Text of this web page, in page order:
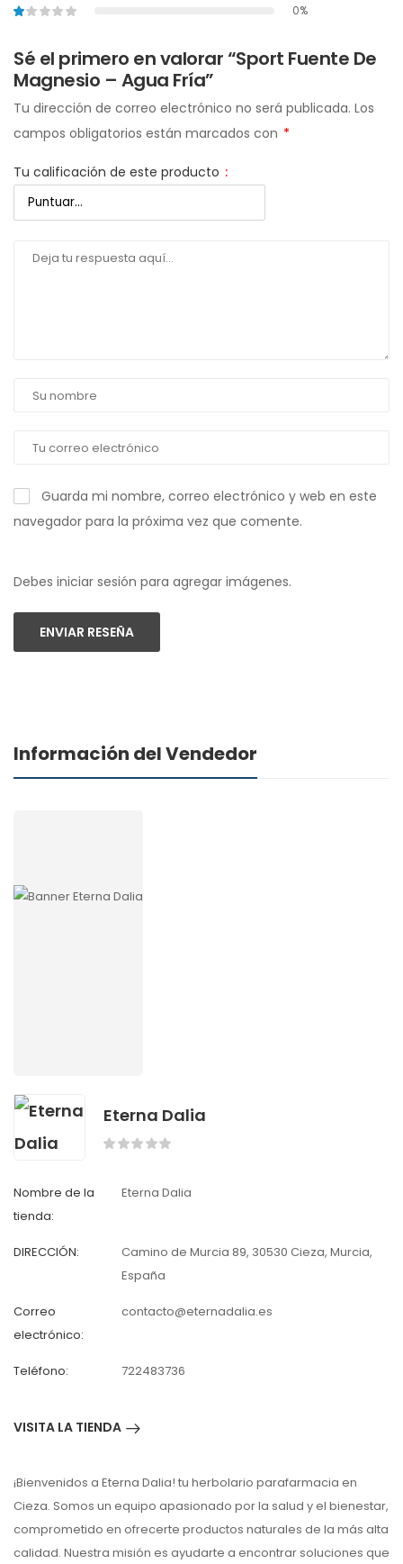
0%
Sé el primero en valorar “Sport Fuente De
Magnesio – Agua Fría”
Tu dirección de correo electrónico no será publicada. Los
campos obligatorios están marcados con *
Tu calificación de este producto :
Guarda mi nombre, correo electrónico y web en este
navegador para la próxima vez que comente.
Debes iniciar sesión para agregar imágenes.
ENVIAR RESEÑA
Información del Vendedor
Eterna Dalia
Nombre de la
tienda:
Eterna Dalia
DIRECCIÓN:
Camino de Murcia 89, 30530 Cieza, Murcia,
España
Correo
electrónico:
contacto@eternadalia.es
Teléfono: 722483736
VISITA LA TIENDA
¡Bienvenidos a Eterna Dalia! tu herbolario parafarmacia en
Cieza. Somos un equipo apasionado por la salud y el bienestar,
comprometido en ofrecerte productos naturales de la más alta
calidad. Nuestra misión es ayudarte a encontrar soluciones que